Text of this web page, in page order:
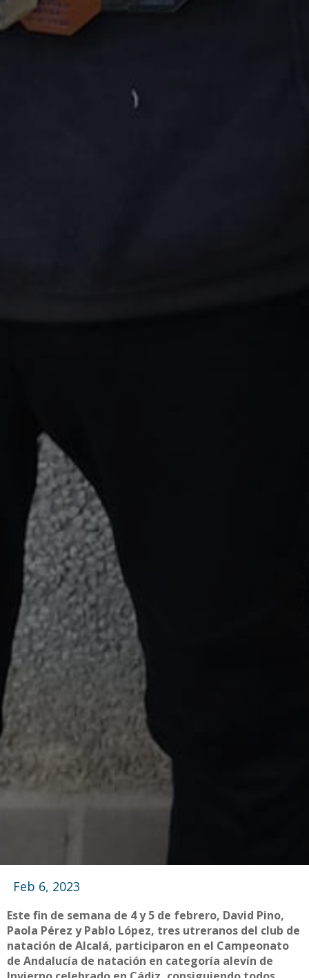
Feb 6, 2023
Este fin de semana de 4 y 5 de febrero, David Pino,
Paola Pérez y Pablo López, tres utreranos del club de
natación de Alcalá, participaron en el Campeonato
de Andalucía de natación en categoría alevín de